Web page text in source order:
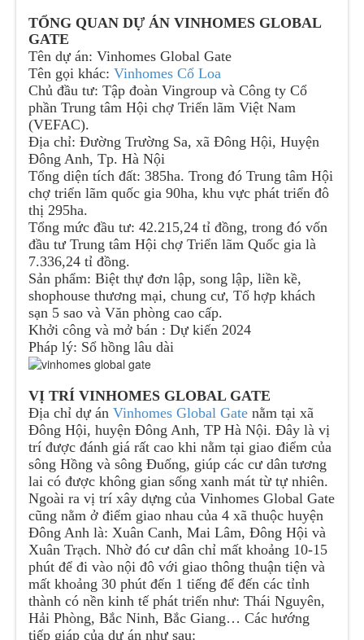
TỔNG QUAN DỰ ÁN VINHOMES GLOBAL
GATE
Tên dự án: Vinhomes Global Gate
Tên gọi khác: Vinhomes Cổ Loa
Chủ đầu tư: Tập đoàn Vingroup và Công ty Cổ
phần Trung tâm Hội chợ Triển lãm Việt Nam
(VEFAC).
Địa chỉ: Đường Trường Sa, xã Đông Hội, Huyện
Đông Anh, Tp. Hà Nội
Tổng diện tích đất: 385ha. Trong đó Trung tâm Hội
chợ triển lãm quốc gia 90ha, khu vực phát triển đô
thị 295ha.
Tổng mức đầu tư: 42.215,24 tỉ đồng, trong đó vốn
đầu tư Trung tâm Hội chợ Triển lãm Quốc gia là
7.336,24 tỉ đồng.
Sản phẩm: Biệt thự đơn lập, song lập, liền kề,
shophouse thương mại, chung cư, Tổ hợp khách
sạn 5 sao và Văn phòng cao cấp.
Khởi công và mở bán : Dự kiến 2024
Pháp lý: Sổ hồng lâu dài
VỊ TRÍ VINHOMES GLOBAL GATE
Địa chỉ dự ánVinhomes Global Gate nằm tại xã
Đông Hội, huyện Đông Anh, TP Hà Nội. Đây là vị
trí được đánh giá rất cao khi nằm tại giao điểm của
sông Hồng và sông Đuống, giúp các cư dân tương
lai có được không gian sống xanh mát từ tự nhiên.
Ngoài ra vị trí xây dựng của Vinhomes Global Gate
cũng nằm ở điểm giao nhau của 4 xã thuộc huyện
Đông Anh là: Xuân Canh, Mai Lâm, Đông Hội và
Xuân Trạch. Nhờ đó cư dân chỉ mất khoảng 10-15
phút để đi vào nội đô với giao thông thuận tiện và
mất khoảng 30 phút đến 1 tiếng để đến các tỉnh
thành có nền kinh tế phát triển như: Thái Nguyên,
Hải Phòng, Bắc Ninh, Bắc Giang… Các hướng
tiếp giáp của dự án như sau: